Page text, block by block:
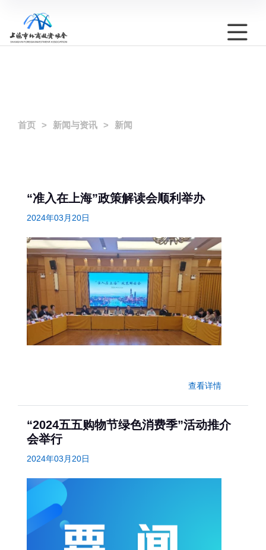
首页 新闻与资讯 新闻
“准入在上海”政策解读会顺利举办
2024年03月20日
查看详情
“2024五五购物节绿色消费季”活动推介
会举行
2024年03月20日